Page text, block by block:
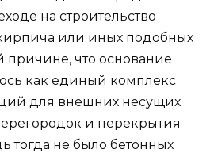
на строительство
или иных подобных
причине, что основание
как единый комплекс
для внешних несущих
и перекрытия
тогда не было бетонных